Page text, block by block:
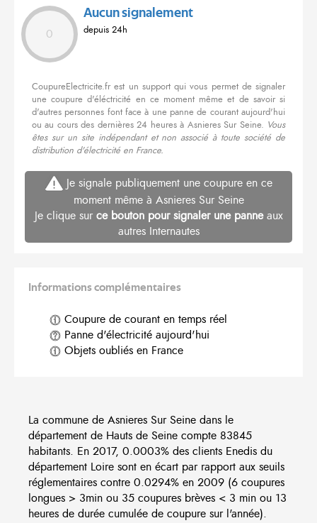
0
Aucun signalement
depuis 24h
CoupureElectricite.fr est un support qui vous permet de signaler
une coupure d'éléctricité en ce moment même et de savoir si
d'autres personnes font face à une panne de courant aujourd'hui
ou au cours des dernières 24 heures à Asnieres Sur Seine. Vous
êtes sur un site indépendant et non associé à toute société de
distribution d'électricité en France.
Je signale publiquement une coupure en ce
moment même à Asnieres Sur Seine
Je clique sur ce bouton pour signaler une panneaux
autres Internautes
Informations complémentaires
Coupure de courant en temps réel
Panne d'électricité aujourd'hui
Objets oubliés en France
La commune de Asnieres Sur Seine dans le
département de Hauts de Seine compte 83845
habitants. En 2017, 0.0003% des clients Enedis du
département Loire sont en écart par rapport aux seuils
réglementaires contre 0.0294% en 2009 (6 coupures
longues > 3min ou 35 coupures brèves < 3 min ou 13
heures de durée cumulée de coupure sur l'année).